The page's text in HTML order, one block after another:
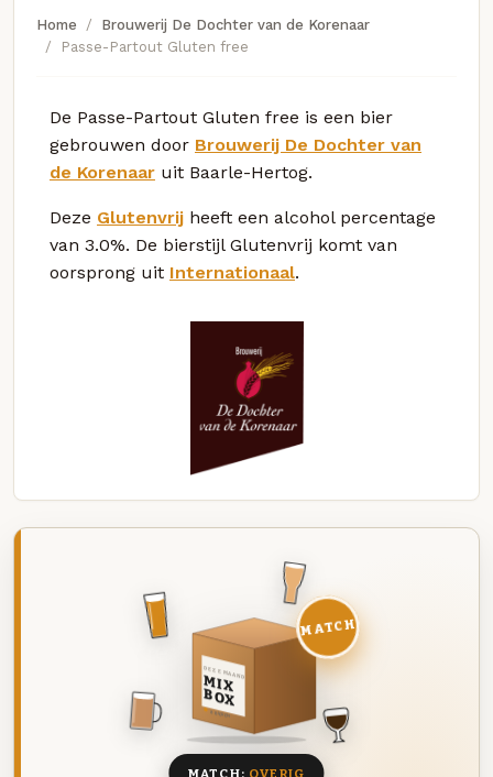
Home
Brouwerij De Dochter van de Korenaar
Passe-Partout Gluten free
De Passe-Partout Gluten free is een bier
gebrouwen door Brouwerij De Dochter van
de Korenaar uit Baarle-Hertog.
Deze Glutenvrij heeft een alcohol percentage
van 3.0%. De bierstijl Glutenvrij komt van
oorsprong uit Internationaal.
DEZE MAAND
MIX
BOX
8 BIEREN
MATCH
MATCH: OVERIG